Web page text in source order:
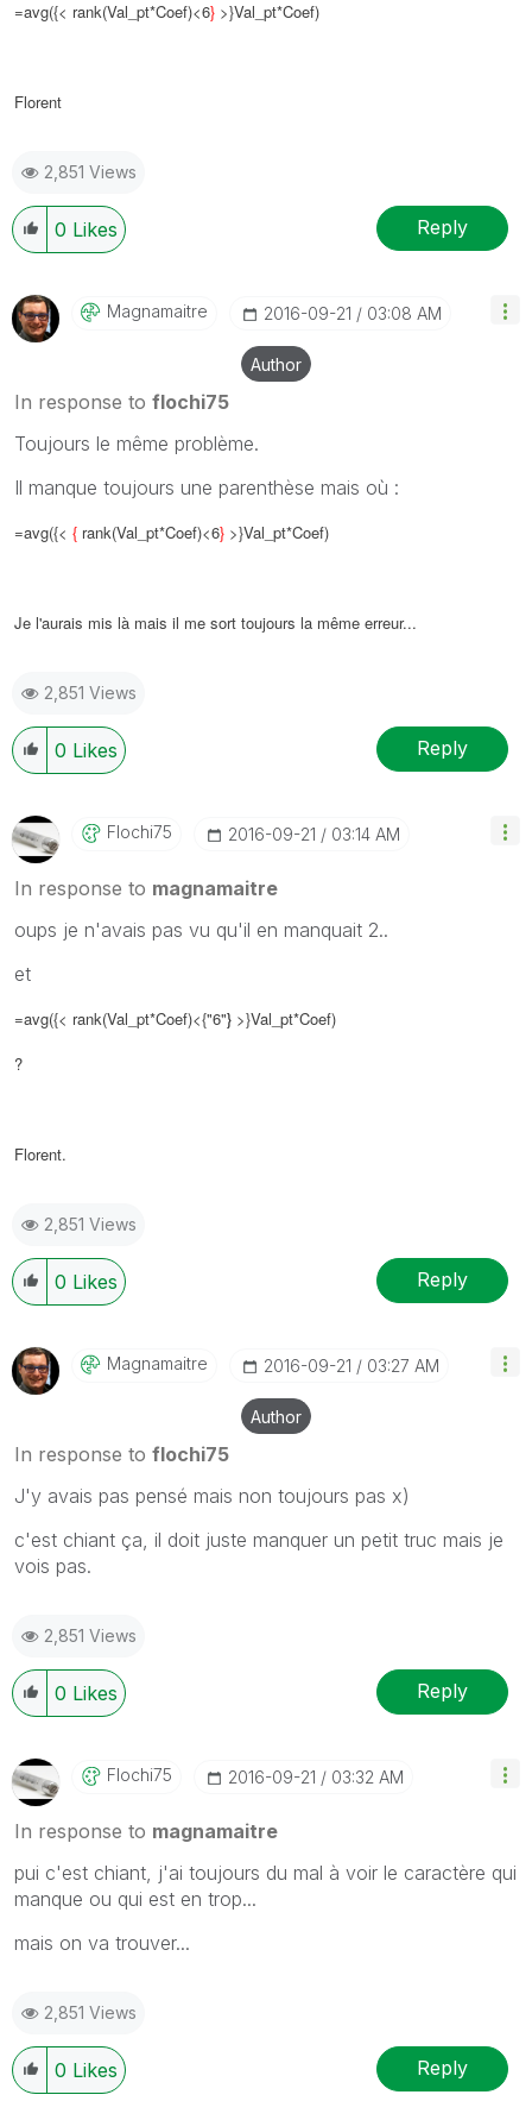
=avg({< rank(Val_pt*Coef)<6} >}Val_pt*Coef)
Florent
2,851 Views
0 Likes Reply
Magnamaitre ‎2016-09-21 03:08 AM
Author
In response to flochi75
Toujours le même problème.
Il manque toujours une parenthèse mais où :
=avg({< { rank(Val_pt*Coef)<6} >}Val_pt*Coef)
Je l'aurais mis là mais il me sort toujours la même erreur...
2,851 Views
0 Likes Reply
Flochi75 ‎2016-09-21 03:14 AM
In response to magnamaitre
oups je n'avais pas vu qu'il en manquait 2..
et
=avg({< rank(Val_pt*Coef)<{"6"} >}Val_pt*Coef)
?
Florent.
2,851 Views
0 Likes Reply
Magnamaitre ‎2016-09-21 03:27 AM
Author
In response to flochi75
J'y avais pas pensé mais non toujours pas x)
c'est chiant ça, il doit juste manquer un petit truc mais je
vois pas.
2,851 Views
0 Likes Reply
Flochi75 ‎2016-09-21 03:32 AM
In response to magnamaitre
pui c'est chiant, j'ai toujours du mal à voir le caractère qui
manque ou qui est en trop...
mais on va trouver...
2,851 Views
0 Likes Reply